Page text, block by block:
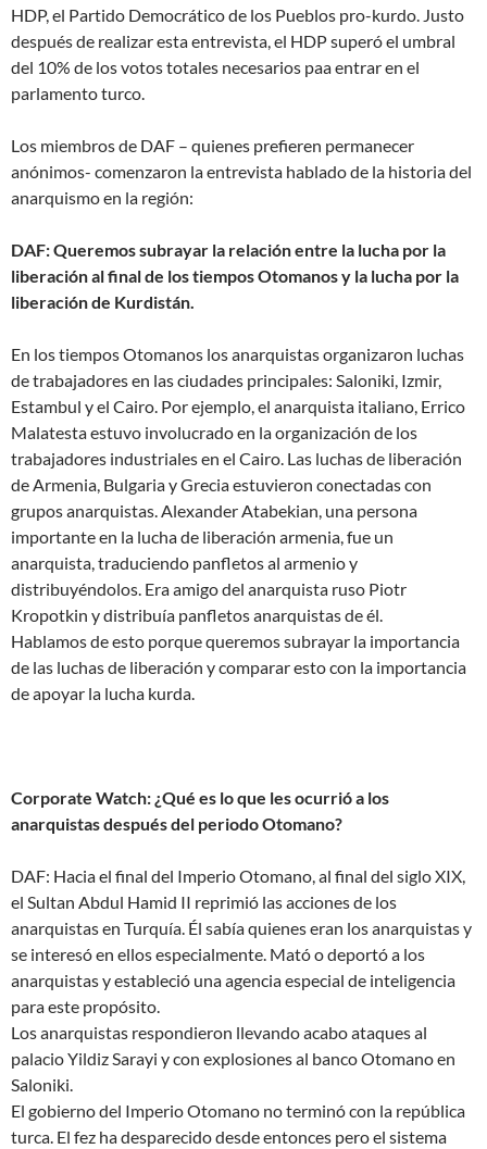
HDP, el Partido Democrático de los Pueblos pro-kurdo. Justo
después de realizar esta entrevista, el HDP superó el umbral
del 10% de los votos totales necesarios paa entrar en el
parlamento turco.
Los miembros de DAF – quienes prefieren permanecer
anónimos- comenzaron la entrevista hablado de la historia del
anarquismo en la región:
DAF: Queremos subrayar la relación entre la lucha por la
liberación al final de los tiempos Otomanos y la lucha por la
liberación de Kurdistán.
En los tiempos Otomanos los anarquistas organizaron luchas
de trabajadores en las ciudades principales: Saloniki, Izmir,
Estambul y el Cairo. Por ejemplo, el anarquista italiano, Errico
Malatesta estuvo involucrado en la organización de los
trabajadores industriales en el Cairo. Las luchas de liberación
de Armenia, Bulgaria y Grecia estuvieron conectadas con
grupos anarquistas. Alexander Atabekian, una persona
importante en la lucha de liberación armenia, fue un
anarquista, traduciendo panfletos al armenio y
distribuyéndolos. Era amigo del anarquista ruso Piotr
Kropotkin y distribuía panfletos anarquistas de él.
Hablamos de esto porque queremos subrayar la importancia
de las luchas de liberación y comparar esto con la importancia
de apoyar la lucha kurda.
Corporate Watch: ¿Qué es lo que les ocurrió a los
anarquistas después del periodo Otomano?
DAF: Hacia el final del Imperio Otomano, al final del siglo XIX,
el Sultan Abdul Hamid II reprimió las acciones de los
anarquistas en Turquía. Él sabía quienes eran los anarquistas y
se interesó en ellos especialmente. Mató o deportó a los
anarquistas y estableció una agencia especial de inteligencia
para este propósito.
Los anarquistas respondieron llevando acabo ataques al
palacio Yildiz Sarayi y con explosiones al banco Otomano en
Saloniki.
El gobierno del Imperio Otomano no terminó con la república
turca. El fez ha desparecido desde entonces pero el sistema